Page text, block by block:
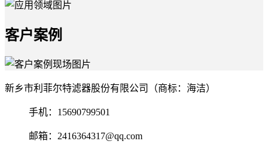
客户案例
新乡市利菲尔特滤器股份有限公司（商标：海洁）
手机：15690799501
邮箱：2416364317@qq.com